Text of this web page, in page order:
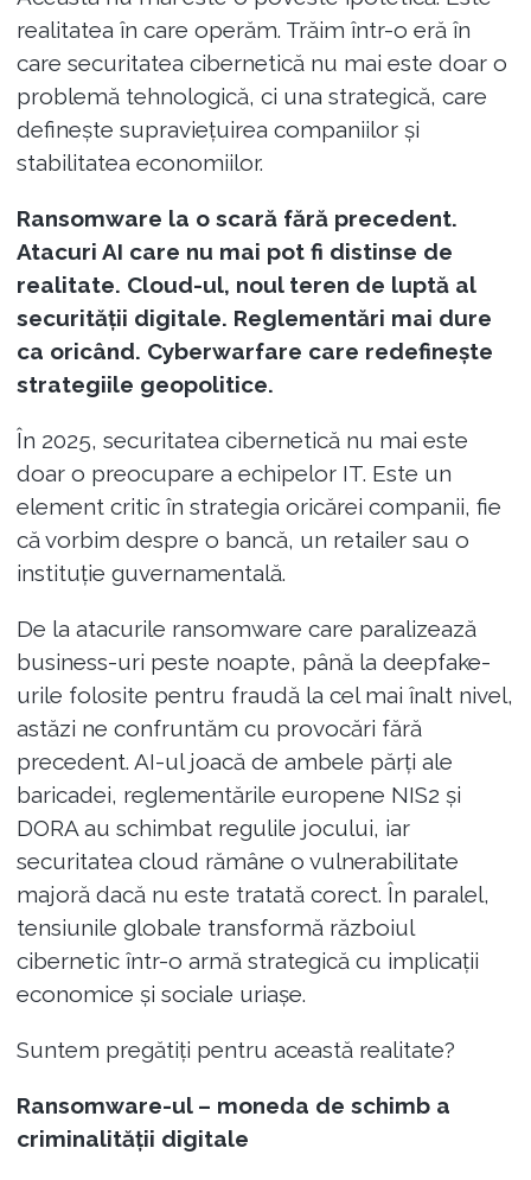
realitatea în care operăm. Trăim într-o eră în
care securitatea cibernetică nu mai este doar o
problemă tehnologică, ci una strategică, care
definește supraviețuirea companiilor și
stabilitatea economiilor.
Ransomware la o scară fără precedent.
Atacuri AI care nu mai pot fi distinse de
realitate. Cloud-ul, noul teren de luptă al
securității digitale. Reglementări mai dure
ca oricând. Cyberwarfare care redefinește
strategiile geopolitice.
În 2025, securitatea cibernetică nu mai este
doar o preocupare a echipelor IT. Este un
element critic în strategia oricărei companii, fie
că vorbim despre o bancă, un retailer sau o
instituție guvernamentală.
De la atacurile ransomware care paralizează
business-uri peste noapte, până la deepfake-
urile folosite pentru fraudă la cel mai înalt nivel,
astăzi ne confruntăm cu provocări fără
precedent. AI-ul joacă de ambele părți ale
baricadei, reglementările europene NIS2 și
DORA au schimbat regulile jocului, iar
securitatea cloud rămâne o vulnerabilitate
majoră dacă nu este tratată corect. În paralel,
tensiunile globale transformă războiul
cibernetic într-o armă strategică cu implicații
economice și sociale uriașe.
Suntem pregătiți pentru această realitate?
Ransomware-ul – moneda de schimb a
criminalității digitale